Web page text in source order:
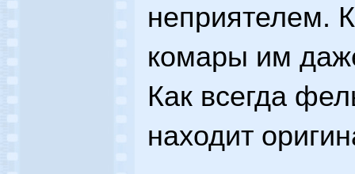
неприятелем.
комары им
Как всегда
находит